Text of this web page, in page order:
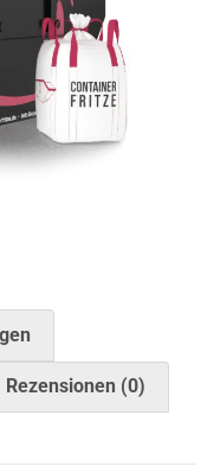
Rezensionen (0)